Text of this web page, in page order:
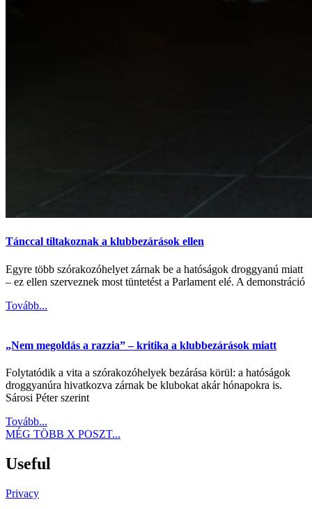
Tánccal tiltakoznak a klubbezárások ellen
Egyre több szórakozóhelyet zárnak be a hatóságok droggyanú miatt
– ez ellen szerveznek most tüntetést a Parlament elé. A demonstráció
Tovább...
„Nem megoldás a razzia” – kritika a klubbezárások miatt
Folytatódik a vita a szórakozóhelyek bezárása körül: a hatóságok
droggyanúra hivatkozva zárnak be klubokat akár hónapokra is.
Sárosi Péter szerint
Tovább...
MÉG TÖBB X POSZT...
Useful
Privacy